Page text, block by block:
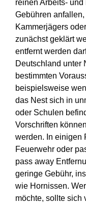
reinen Arbeits-
Gebühren
Kammerjägers
zunächst geklärt
entfernt werden
Deutschland unter
bestimmten
beispielsweise
das Nest sich in
oder Schulen
Vorschriften
werden. In einigen
Feuerwehr oder
pass away
geringe Gebühr,
wie Hornissen.
möchte, sollte sich